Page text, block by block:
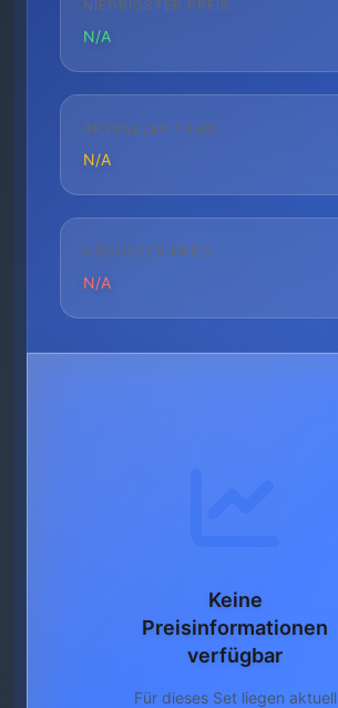
NIEDRIGSTER PREIS
N/A
AKTUELLER PREIS
N/A
HÖCHSTER PREIS
N/A
Keine
Preisinformationen
verfügbar
Für dieses Set liegen aktuell